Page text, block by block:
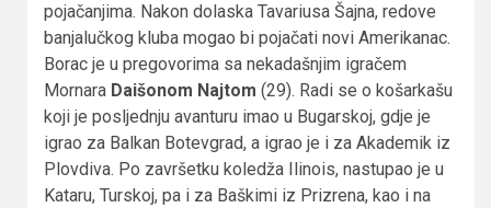
pojačanjima. Nakon dolaska Tavariusa Šajna, redove
banjalučkog kluba mogao bi pojačati novi Amerikanac.
Borac je u pregovorima sa nekadašnjim igračem
Mornara Daišonom Najtom (29). Radi se o košarkašu
koji je posljednju avanturu imao u Bugarskoj, gdje je
igrao za Balkan Botevgrad, a igrao je i za Akademik iz
Plovdiva. Po završetku koledža Ilinois, nastupao je u
Kataru, Turskoj, pa i za Baškimi iz Prizrena, kao i na